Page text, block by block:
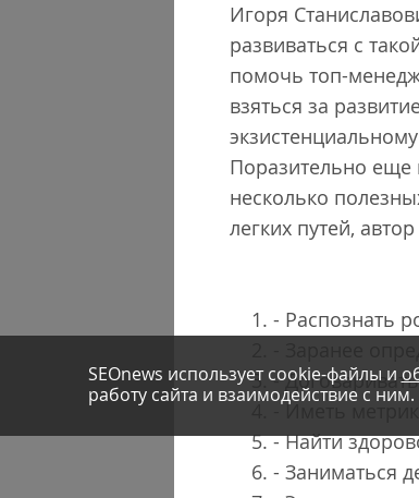
Игоря
развиваться с
помочь топ-
взяться за
Поразительно еще
несколько
легких путей,
- Распознать
-
- Иметь
- Найти
- Заниматься
SEOnews использует cookie-файлы и
работу сайта и взаимодействие с